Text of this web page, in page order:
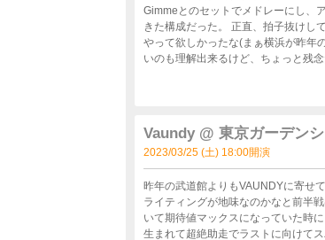
Gimmeとのセットでメドレーにし、
きた構成だった。 正直、拍子抜けし
やって欲しかったな(まぁ横浜が昨年
いのも理解出来るけど、ちょっと残念だったな。 LUCKY TAPESのライブでは、いつも左側
観られたが松浦大樹のプレイが
はきつかったな。 そういえば、横浜よりも今回の公演の方が高橋海の声が良く出ていたというか通っていて非常に聴きや
すかったな。 そろそろ、zeppとか
いな。
Vaundy @ 東京ガーデン
2023/03/25 (土) 18:00開演
昨年の武道館よりもVAUNDYに寄せ
ライティングが地味なのかなと前半
いて期待値マックスになっていた時
生まれて超絶助走でラストに向けてスパートする導火